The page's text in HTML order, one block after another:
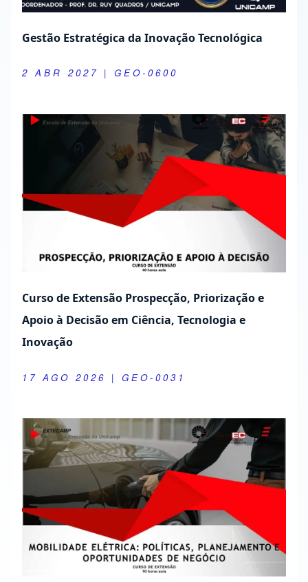
Gestão Estratégica da Inovação Tecnológica
2 ABR 2027 | GEO-0600
Curso de Extensão Prospecção, Priorização e
Apoio à Decisão em Ciência, Tecnologia e
Inovação
17 AGO 2026 | GEO-0031